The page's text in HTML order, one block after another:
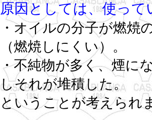
原因としては、使っ
・オイルの分子が燃焼
（燃焼しにくい）。
・不純物が多く、煙に
しそれが堆積した。
ということが考えられ